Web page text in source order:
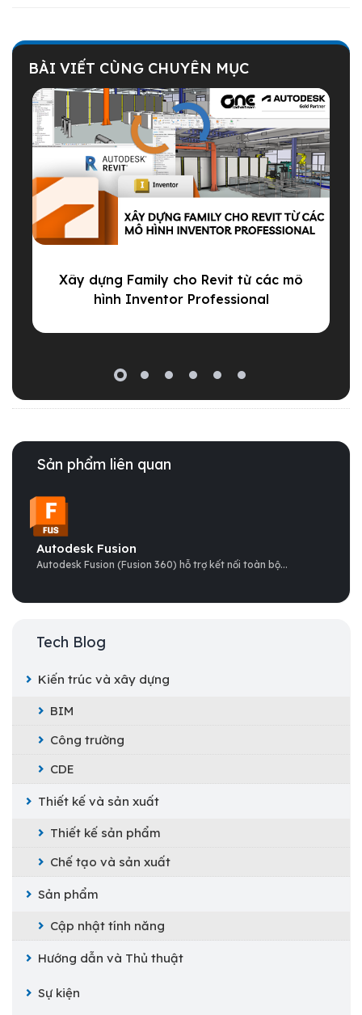
BÀI VIẾT CÙNG CHUYÊN MỤC
Xây dựng Family cho Revit từ các mô
hình Inventor Professional
Sản phẩm liên quan
Autodesk Fusion
Autodesk Fusion (Fusion 360) hỗ trợ kết nối toàn bộ...
Tech Blog
Kiến trúc và xây dựng
BIM
Công trường
CDE
Thiết kế và sản xuất
Thiết kế sản phẩm
Chế tạo và sản xuất
Sản phẩm
Cập nhật tính năng
Hướng dẫn và Thủ thuật
Sự kiện